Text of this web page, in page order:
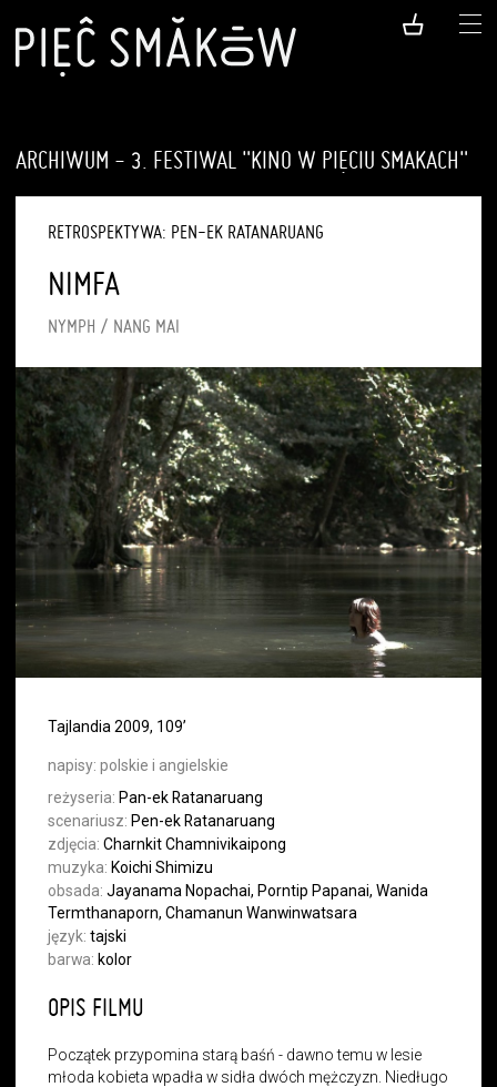
ARCHIWUM - 3. FESTIWAL "KINO W PIĘCIU SMAKACH"
RETROSPEKTYWA: PEN-EK RATANARUANG
NIMFA
NYMPH / NANG MAI
Tajlandia 2009, 109’
napisy: polskie i angielskie
reżyseria: Pan-ek Ratanaruang
scenariusz: Pen-ek Ratanaruang
zdjęcia:Charnkit Chamnivikaipong
muzyka: Koichi Shimizu
obsada:Jayanama Nopachai, Porntip Papanai, Wanida
Termthanaporn, Chamanun Wanwinwatsara
język:tajski
barwa: kolor
OPIS FILMU
Początek przypomina starą baśń - dawno temu w lesie
młoda kobieta wpadła w sidła dwóch mężczyzn. Niedługo